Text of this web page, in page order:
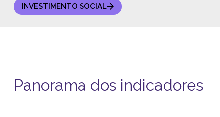
INVESTIMENTO SOCIAL
Panorama dos indicadores